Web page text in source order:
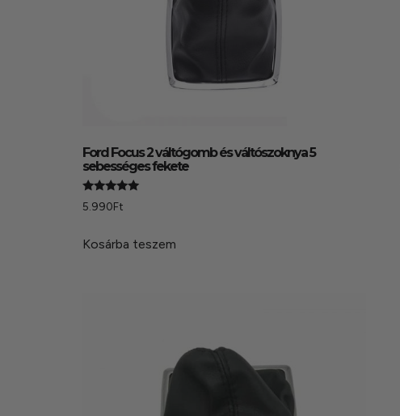
Ford Focus 2 váltógomb és váltószoknya 5
sebességes fekete
Értékelés:
5.00
5.990Ft
Kosárba teszem